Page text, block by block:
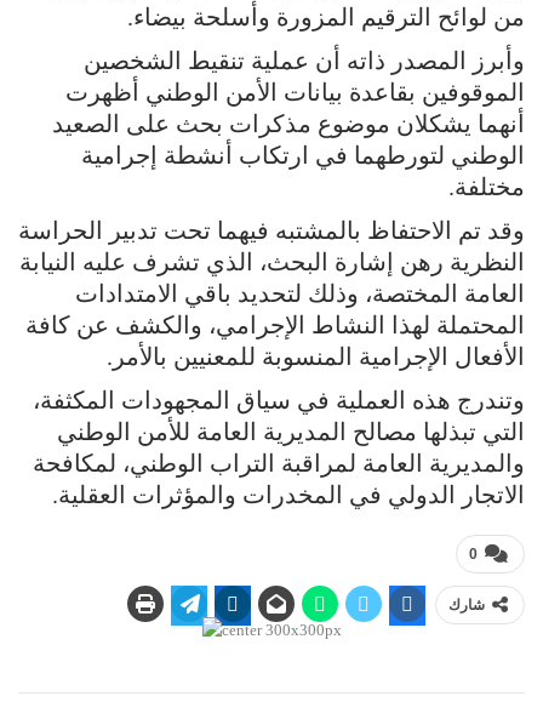
من لوائح الترقيم المزورة وأسلحة بيضاء.
وأبرز المصدر ذاته أن عملية تنقيط الشخصين
الموقوفين بقاعدة بيانات الأمن الوطني أظهرت
أنهما يشكلان موضوع مذكرات بحث على الصعيد
الوطني لتورطهما في ارتكاب أنشطة إجرامية
مختلفة.
وقد تم الاحتفاظ بالمشتبه فيهما تحت تدبير الحراسة
النظرية رهن إشارة البحث، الذي تشرف عليه النيابة
العامة المختصة، وذلك لتحديد باقي الامتدادات
المحتملة لهذا النشاط الإجرامي، والكشف عن كافة
الأفعال الإجرامية المنسوبة للمعنيين بالأمر.
وتندرج هذه العملية في سياق المجهودات المكثفة،
التي تبذلها مصالح المديرية العامة للأمن الوطني
والمديرية العامة لمراقبة التراب الوطني، لمكافحة
الاتجار الدولي في المخدرات والمؤثرات العقلية.
0
شارك